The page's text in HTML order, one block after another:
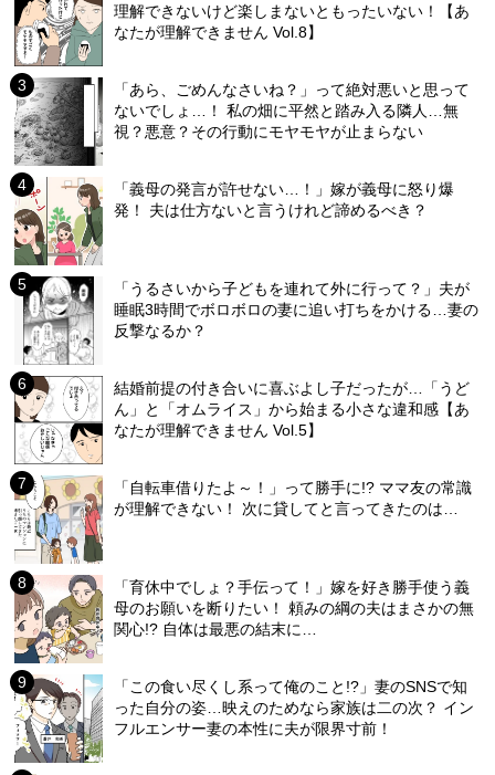
理解できないけど楽しまないともったいない！【あ
なたが理解できません Vol.8】
「あら、ごめんなさいね？」って絶対悪いと思って
ないでしょ…！ 私の畑に平然と踏み入る隣人…無
視？悪意？その行動にモヤモヤが止まらない
「義母の発言が許せない…！」嫁が義母に怒り爆
発！ 夫は仕方ないと言うけれど諦めるべき？
「うるさいから子どもを連れて外に行って？」夫が
睡眠3時間でボロボロの妻に追い打ちをかける…妻の
反撃なるか？
結婚前提の付き合いに喜ぶよし子だったが…「うど
ん」と「オムライス」から始まる小さな違和感【あ
なたが理解できません Vol.5】
「自転車借りたよ～！」って勝手に!? ママ友の常識
が理解できない！ 次に貸してと言ってきたのは…
「育休中でしょ？手伝って！」嫁を好き勝手使う義
母のお願いを断りたい！ 頼みの綱の夫はまさかの無
関心!? 自体は最悪の結末に…
「この食い尽くし系って俺のこと!?」妻のSNSで知
った自分の姿…映えのためなら家族は二の次？ イン
フルエンサー妻の本性に夫が限界寸前！